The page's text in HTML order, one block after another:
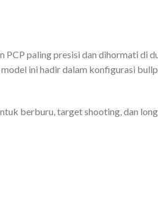
PCP paling presisi dan dihormati di
model ini hadir dalam konfigurasi
berburu, target shooting, dan